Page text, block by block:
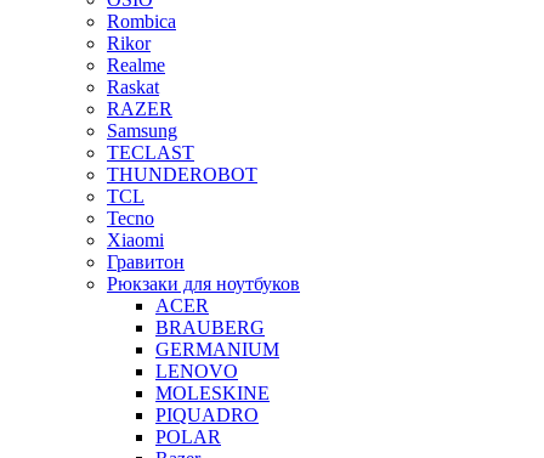
Rombica
Rikor
Realme
Raskat
RAZER
Samsung
TECLAST
THUNDEROBOT
TCL
Tecno
Xiaomi
Гравитон
Рюкзаки для ноутбуков
ACER
BRAUBERG
GERMANIUM
LENOVO
MOLESKINE
PIQUADRO
POLAR